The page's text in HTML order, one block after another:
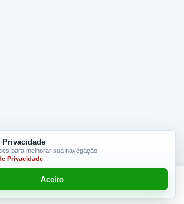
Adicionar R$ 16.90
Privacidade
para melhorar sua navegação.
Privacidade
Aceito